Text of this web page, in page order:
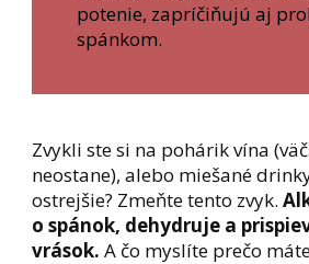
potenie, zapríčiňujú aj
spánkom.
Zvykli ste si na pohárik vína
neostane), alebo miešané
ostrejšie? Zmeňte tento zvyk.
o spánok, dehydruje a
vrások.A čo myslíte prečo